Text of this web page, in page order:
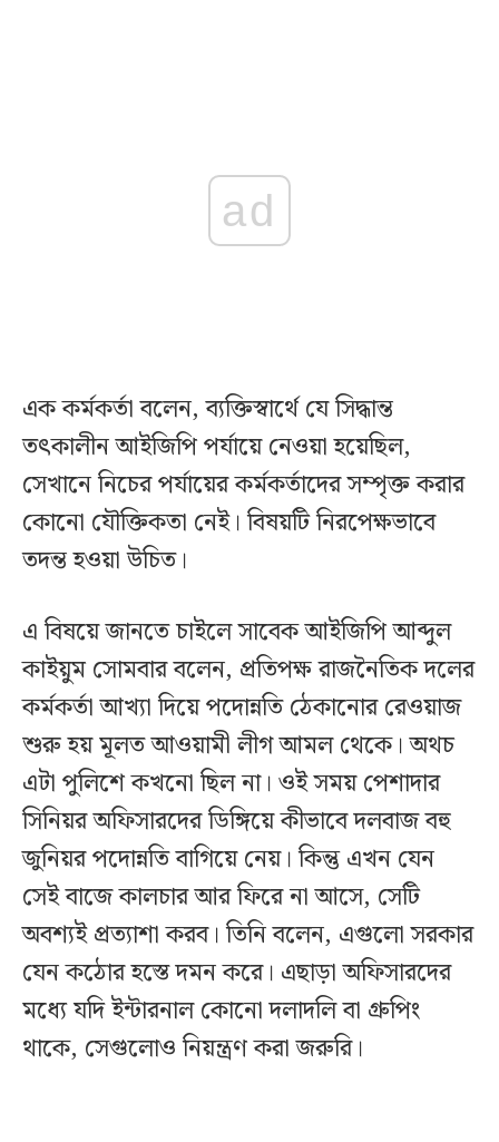
ad
এক কর্মকর্তা বলেন, ব্যক্তিস্বার্থে যে সিদ্ধান্ত
তৎকালীন আইজিপি পর্যায়ে নেওয়া হয়েছিল,
সেখানে নিচের পর্যায়ের কর্মকর্তাদের সম্পৃক্ত করার
কোনো যৌক্তিকতা নেই। বিষয়টি নিরপেক্ষভাবে
তদন্ত হওয়া উচিত।
এ বিষয়ে জানতে চাইলে সাবেক আইজিপি আব্দুল
কাইয়ুম সোমবার বলেন, প্রতিপক্ষ রাজনৈতিক দলের
কর্মকর্তা আখ্যা দিয়ে পদোন্নতি ঠেকানোর রেওয়াজ
শুরু হয় মূলত আওয়ামী লীগ আমল থেকে। অথচ
এটা পুলিশে কখনো ছিল না। ওই সময় পেশাদার
সিনিয়র অফিসারদের ডিঙ্গিয়ে কীভাবে দলবাজ বহু
জুনিয়র পদোন্নতি বাগিয়ে নেয়। কিন্তু এখন যেন
সেই বাজে কালচার আর ফিরে না আসে, সেটি
অবশ্যই প্রত্যাশা করব। তিনি বলেন, এগুলো সরকার
যেন কঠোর হস্তে দমন করে। এছাড়া অফিসারদের
মধ্যে যদি ইন্টারনাল কোনো দলাদলি বা গ্রুপিং
থাকে, সেগুলোও নিয়ন্ত্রণ করা জরুরি।